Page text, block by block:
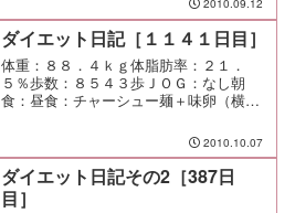
し・・・。 明太マヨが結構辛くって、
それはそれで美味しかった。
ダイエット日記［１１４１日目］
体重：８８．４ｋｇ体脂肪率：２１．
５％歩数：８５４３歩ＪＯＧ：なし朝
食：昼食：チャーシュー麺＋味卵（横濱
味卵も残念な感じ。 普段のチャーシュ
ーはもっとジューシーで美味しかった
し、味卵は表面が乾いているじゃ...
2010.10.07
ダイエット日記その2［387日
目］